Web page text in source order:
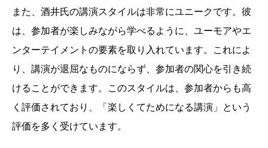
また、酒井氏の講演スタイルは非常にユニークです。彼
は、参加者が楽しみながら学べるように、ユーモアやエ
ンターテイメントの要素を取り入れています。これによ
り、講演が退屈なものにならず、参加者の関心を引き続
けることができます。このスタイルは、参加者からも高
く評価されており、「楽しくてためになる講演」という
評価を多く受けています。